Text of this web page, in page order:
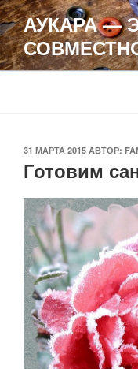
Перейти
к
содержимому
АУКАРА —
ОПУБЛИКОВАНО
31 МАРТА 2015 АВТОР:
Готовим